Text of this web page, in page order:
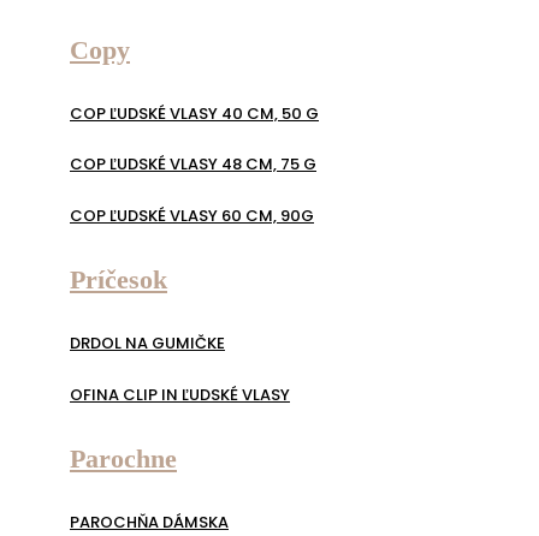
Copy
COP ĽUDSKÉ VLASY 40 CM, 50 G
COP ĽUDSKÉ VLASY 48 CM, 75 G
COP ĽUDSKÉ VLASY 60 CM, 90G
Príčesok
DRDOL NA GUMIČKE
OFINA CLIP IN ĽUDSKÉ VLASY
Parochne
PAROCHŇA DÁMSKA